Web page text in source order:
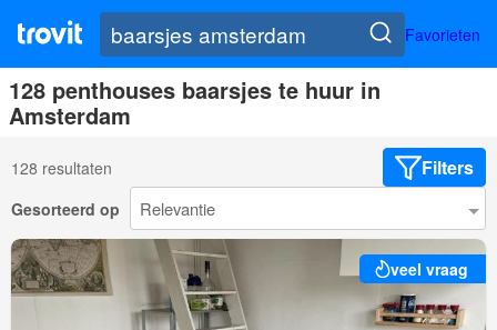
Favorieten
128 penthouses baarsjes te huur in
Amsterdam
128 resultaten Filters
Gesorteerd op
veel vraag